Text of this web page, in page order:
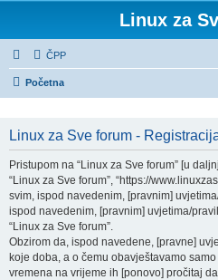
Linux za
ČPP
Početna
Linux za Sve forum -
Pristupom na “Linux za Sve forum” [u
“Linux za Sve forum”, “https://
svim, ispod navedenim, [pravnim]
ispod navedenim, [pravnim] uvjetima/
“Linux za Sve forum”.
Obzirom da, ispod navedene, [pravne]
koje doba, a o čemu obavještavamo
vremena na vrijeme ih [ponovo] pročitaj